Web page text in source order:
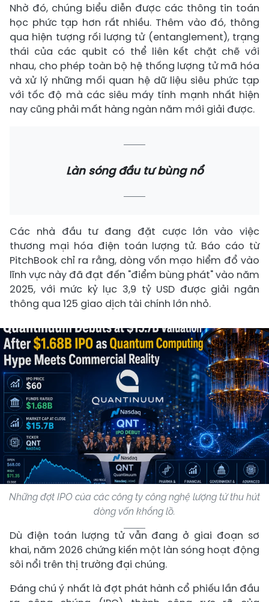
Nhờ đó, chúng biểu diễn được các thông tin toán
học phức tạp hơn rất nhiều. Thêm vào đó, thông
qua hiện tượng rối lượng tử (entanglement), trạng
thái của các qubit có thể liên kết chặt chẽ với
nhau, cho phép toàn bộ hệ thống lượng tử mã hóa
và xử lý những mối quan hệ dữ liệu siêu phức tạp
với tốc độ mà các siêu máy tính mạnh nhất hiện
nay cũng phải mất hàng ngàn năm mới giải được.
Làn sóng đầu tư bùng nổ
Các nhà đầu tư đang đặt cược lớn vào việc
thương mại hóa điện toán lượng tử. Báo cáo từ
PitchBook chỉ ra rằng, dòng vốn mạo hiểm đổ vào
lĩnh vực này đã đạt đến "điểm bùng phát" vào năm
2025, với mức kỷ lục 3,9 tỷ USD được giải ngân
thông qua 125 giao dịch tài chính lớn nhỏ.
Những đợt IPO của các công ty công nghệ lượng tử thu hút
dòng vốn khổng lồ.
Dù điện toán lượng tử vẫn đang ở giai đoạn sơ
khai, năm 2026 chứng kiến một làn sóng hoạt động
sôi nổi trên thị trường đại chúng.
Đáng chú ý nhất là đợt phát hành cổ phiếu lần đầu